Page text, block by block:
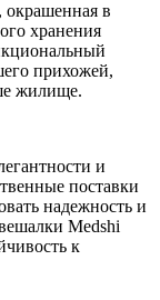
, окрашенная в
хранения
прихожей,
жилище.
и
поставки
надежность и
Medshi
к